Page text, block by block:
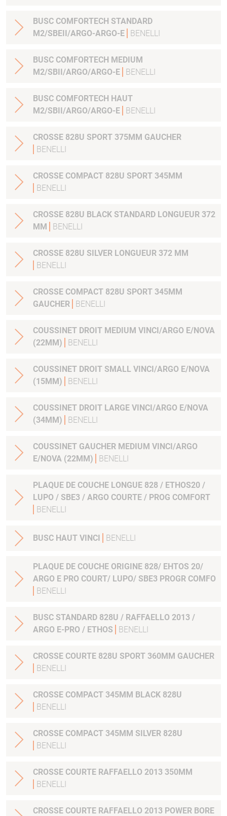
BUSC COMFORTECH STANDARD
M2/SBEII/ARGO-ARGO-E
BENELLI
BUSC COMFORTECH MEDIUM
M2/SBII/ARGO/ARGO-E
BENELLI
BUSC COMFORTECH HAUT
M2/SBII/ARGO/ARGO-E
BENELLI
CROSSE 828U SPORT 375MM GAUCHER
BENELLI
CROSSE COMPACT 828U SPORT 345MM
BENELLI
CROSSE 828U BLACK STANDARD LONGUEUR 372
MM
BENELLI
CROSSE 828U SILVER LONGUEUR 372 MM
BENELLI
CROSSE COMPACT 828U SPORT 345MM
GAUCHER
BENELLI
COUSSINET DROIT MEDIUM VINCI/ARGO E/NOVA
(22MM)
BENELLI
COUSSINET DROIT SMALL VINCI/ARGO E/NOVA
(15MM)
BENELLI
COUSSINET DROIT LARGE VINCI/ARGO E/NOVA
(34MM)
BENELLI
COUSSINET GAUCHER MEDIUM VINCI/ARGO
E/NOVA (22MM)
BENELLI
PLAQUE DE COUCHE LONGUE 828 / ETHOS20 /
LUPO / SBE3 / ARGO COURTE / PROG COMFORT
BENELLI
BUSC HAUT VINCI BENELLI
PLAQUE DE COUCHE ORIGINE 828/ EHTOS 20/
ARGO E PRO COURT/ LUPO/ SBE3 PROGR COMFO
BENELLI
BUSC STANDARD 828U / RAFFAELLO 2013 /
ARGO E-PRO / ETHOS
BENELLI
CROSSE COURTE 828U SPORT 360MM GAUCHER
BENELLI
CROSSE COMPACT 345MM BLACK 828U
BENELLI
CROSSE COMPACT 345MM SILVER 828U
BENELLI
CROSSE COURTE RAFFAELLO 2013 350MM
BENELLI
CROSSE COURTE RAFFAELLO 2013 POWER BORE